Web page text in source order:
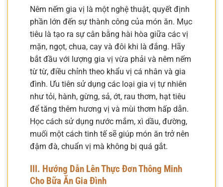
Nêm nếm gia vị là một nghệ thuật, quyết định
phần lớn đến sự thành công của món ăn. Mục
tiêu là tạo ra sự cân bằng hài hòa giữa các vị
mặn, ngọt, chua, cay và đôi khi là đắng. Hãy
bắt đầu với lượng gia vị vừa phải và nêm nếm
từ từ, điều chỉnh theo khẩu vị cá nhân và gia
đình. Ưu tiên sử dụng các loại gia vị tự nhiên
như tỏi, hành, gừng, sả, ớt, rau thơm, hạt tiêu
để tăng thêm hương vị và mùi thơm hấp dẫn.
Học cách sử dụng nước mắm, xì dầu, đường,
muối một cách tinh tế sẽ giúp món ăn trở nên
đậm đà, chuẩn vị mà không bị quá gắt.
III. Hướng Dẫn Lên Thực Đơn Thông Minh
Cho Bữa Ăn Gia Đình